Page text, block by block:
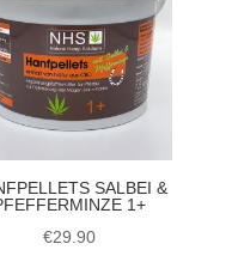
SALBEI &
1+
€29.90